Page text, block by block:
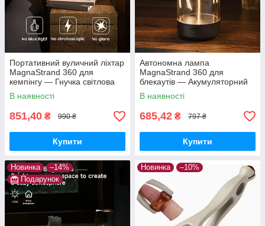
Портативний вуличний ліхтар
MagnaStrand 360 для
кемпінгу — Гнучка світлова
нитка 360° з магнітним
кріпленням та Type-C
В наявності
851,40 ₴ 990 ₴
Купити
Автономна лампа
MagnaStrand 360 для
блекаутів — Акумуляторний
світильник «Квантовий дріт» з
Type-C та потужним магнітом
В наявності
685,42 ₴ 797 ₴
Купити
Новинка
–14%
Подарунок
Новинка –10%